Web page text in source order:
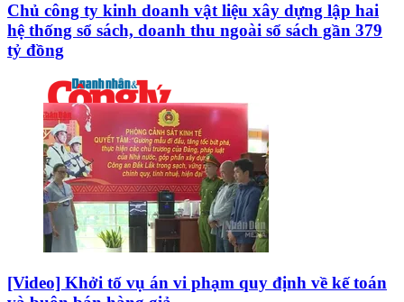
Chủ công ty kinh doanh vật liệu xây dựng lập hai
hệ thống sổ sách, doanh thu ngoài sổ sách gần 379
tỷ đồng
[Video] Khởi tố vụ án vi phạm quy định về kế toán